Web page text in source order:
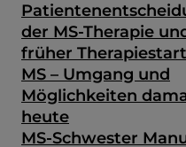
der MS-Therapie
früher Therapiestart
MS – Umgang und
Möglichkeiten
heute
MS-Schwester